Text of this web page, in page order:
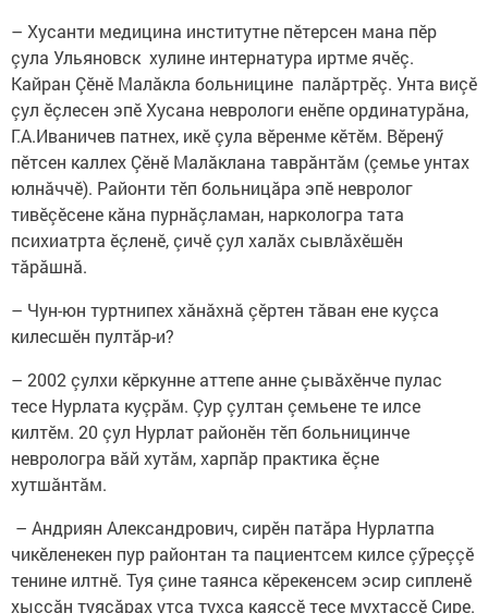
– Хусанти медицина институтне пӗтерсен мана пӗр
çула Ульяновск хулине интернатура иртме ячӗç.
Кайран Çӗнӗ Малăкла больницине палăртрӗç. Унта виçӗ
çул ӗçлесен эпӗ Хусана неврологи енӗпе ординатурăна,
Г.А.Иваничев патнех, икӗ çула вӗренме кӗтӗм. Вӗренӳ
пӗтсен каллех Çӗнӗ Малăклана таврăнтăм (çемье унтах
юлнăччӗ). Районти тӗп больницăра эпӗ невролог
тивӗçӗсене кăна пурнăçламан, наркологра тата
психиатрта ӗçленӗ, çичӗ çул халăх сывлăхӗшӗн
тăрăшнă.
– Чун-юн туртнипех хăнăхнă çӗртен тăван ене куçса
килесшӗн пултăр-и?
– 2002 çулхи кӗркунне аттепе анне çывăхӗнче пулас
тесе Нурлата куçрăм. Çур çултан çемьене те илсе
килтӗм. 20 çул Нурлат районӗн тӗп больницинче
неврологра вăй хутăм, харпăр практика ӗçне
хутшăнтăм.
– Андриян Александрович, сирӗн патăра Нурлатпа
чикӗленекен пур районтан та пациентсем килсе çӳреççӗ
тенине илтнӗ. Туя çине таянса кӗрекенсем эсир сипленӗ
хыççăн туясăрах утса тухса каяççӗ тесе мухтаççӗ Сире.